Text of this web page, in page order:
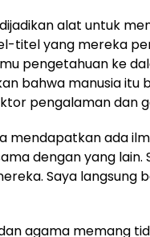
alat untuk
titel yang mereka
pengetahuan ke
bahwa manusia
pengalaman dan
mendapatkan ada
dengan yang
Saya langsung
agama memang